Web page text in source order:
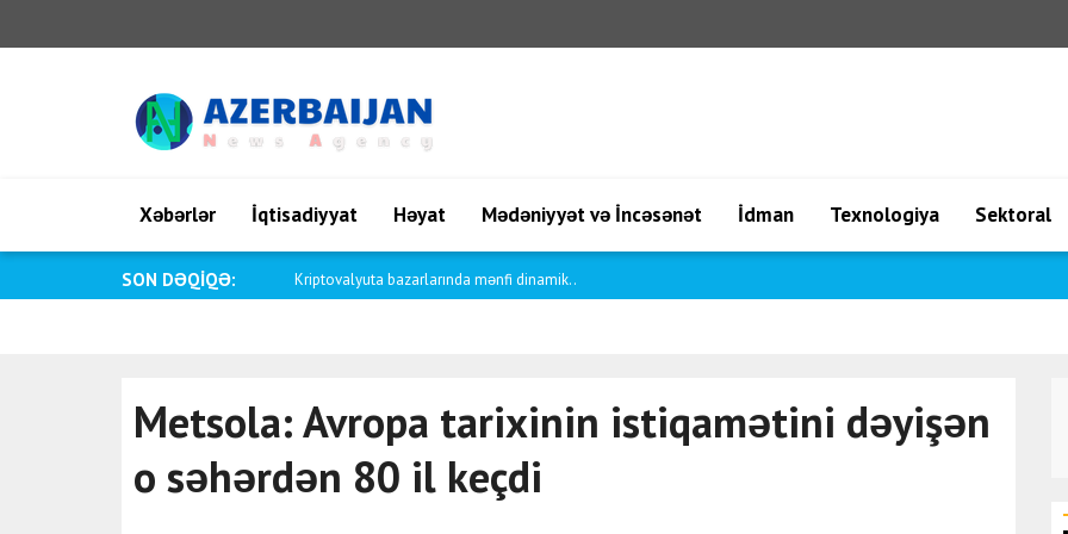
Xəbərlər İqtisadiyyat Həyat Mədəniyyət və İncəsənət İdman Texnologiya Sektoral
SON DƏQİQƏ: Saar: Kolumbiya ilə İsrail arasındakı mü..
Metsola: Avropa tarixinin istiqamətini dəyişən
o səhərdən 80 il keçdi